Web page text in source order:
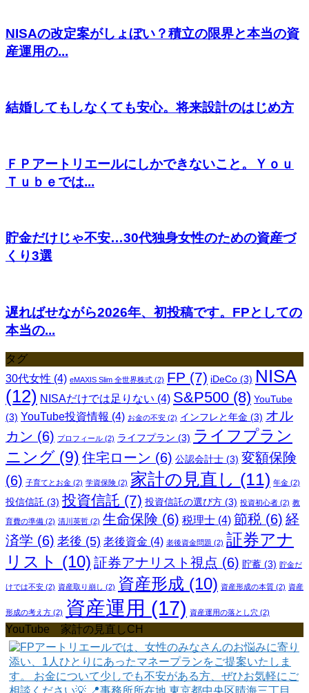
NISAの改定案がしょぼい？積立の限界と本当の資
産運用の...
結婚してもしなくても安心。将来設計のはじめ方
ＦＰアートリエールにしかできないこと。Ｙｏｕ
Ｔｕｂｅでは...
貯金だけじゃ不安…30代独身女性のための資産づ
くり3選
遅ればせながら2026年、初投稿です。FPとしての
本当の...
タグ
30代女性 (4) eMAXIS Slim 全世界株式 (2) FP (7) iDeCo (3) NISA
(12) NISAだけでは足りない (4) S&P500 (8) YouTube
(3) YouTube投資情報 (4) お金の不安 (2) インフレと年金 (3) オル
カン (6) プロフィール (2) ライフプラン (3) ライフプラン
ニング (9) 住宅ローン (6) 公認会計士 (3) 変額保険
(6) 子育てとお金 (2) 学資保険 (2) 家計の見直し (11) 年金 (2)
投信信託 (3) 投資信託 (7) 投資信託の選び方 (3) 投資初心者 (2) 教
育費の準備 (2) 清川英哲 (2) 生命保険 (6) 税理士 (4) 節税 (6) 経
済学 (6) 老後 (5) 老後資金 (4) 老後資金問題 (2) 証券アナ
リスト (10) 証券アナリスト視点 (6) 貯蓄 (3) 貯金だ
けでは不安 (2) 資産取り崩し (2) 資産形成 (10) 資産形成の本質 (2) 資産
形成の考え方 (2) 資産運用 (17) 資産運用の落とし穴 (2)
YouTube 家計の見直しCH